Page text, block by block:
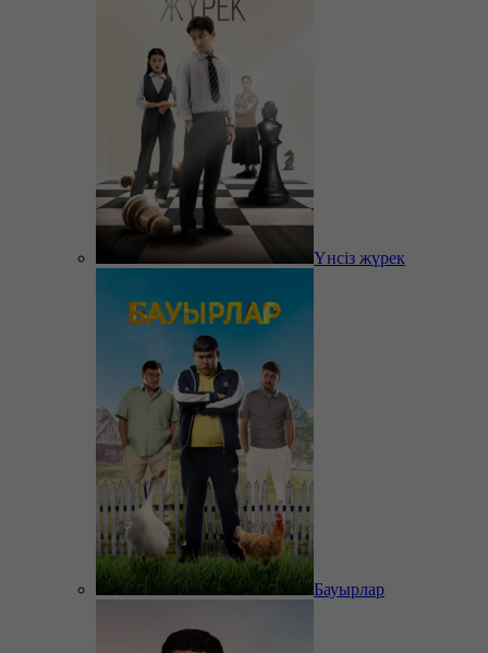
Үнсіз жүрек
Бауырлар